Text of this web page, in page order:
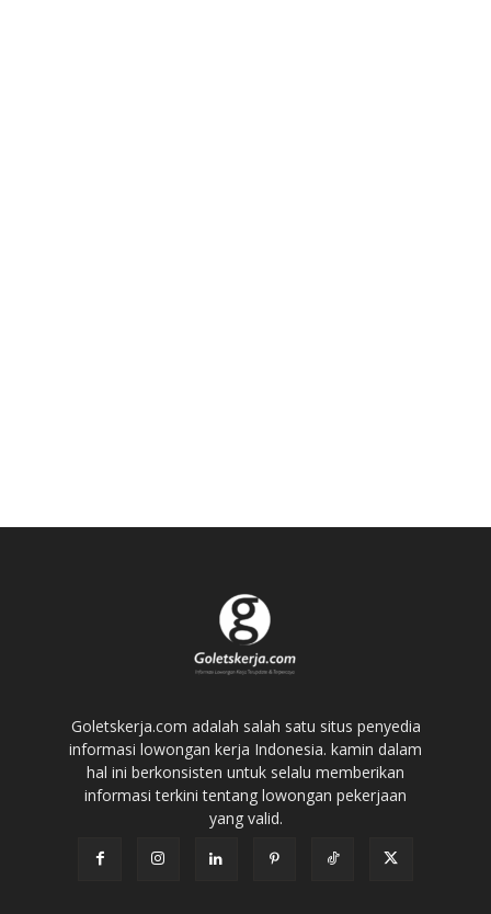
Goletskerja.com adalah salah satu situs penyedia
informasi lowongan kerja Indonesia. kamin dalam
hal ini berkonsisten untuk selalu memberikan
informasi terkini tentang lowongan pekerjaan
yang valid.